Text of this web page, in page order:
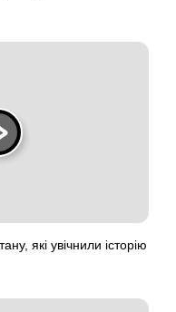
які увічнили історію